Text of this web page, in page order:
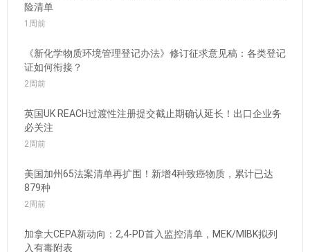
险清单
1周前
《新化学物质环境管理登记办法》修订征求意见稿：各类登记
证如何衔接？
2周前
英国UK REACH过渡性注册提交截止期确认延长！出口企业务
必关注
2周前
美国加州65法案清单再扩围！新增4种致癌物质，累计已达
879种
2周前
加拿大CEPA新动向：2,4-PD首入监控清单，MEK/MIBK拟列
入有毒附表